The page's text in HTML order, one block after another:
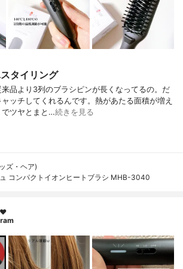
タイリング
品より3列のブラシピンが長くなってるの。だ
ッチしてくれるんです。熱があたる面積が増え
でツヤとまと…続きを見る
ズ・ヘア)
コンパクトイオンヒートブラシ MHB-3040
♥︎